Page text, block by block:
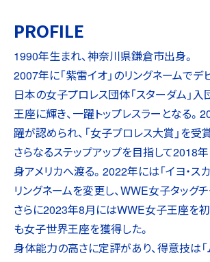
PROFILE
1990年生まれ、神奈川県鎌倉市出身。
2007年に「紫雷イオ」のリングネームでデ
日本の女子プロレス団体「スターダム」
王座に輝き、一躍トップレスラーとなる。
躍が認められ、「女子プロレス大賞」を受賞
さらなるステップアップを目指して2018
身アメリカへ渡る。2022年には「イヨ・スカ
リングネームを変更し、WWE女子タッグ
さらに2023年8月にはWWE女子王座を
も女子世界王座を獲得した。
身体能力の高さに定評があり、得意技は「